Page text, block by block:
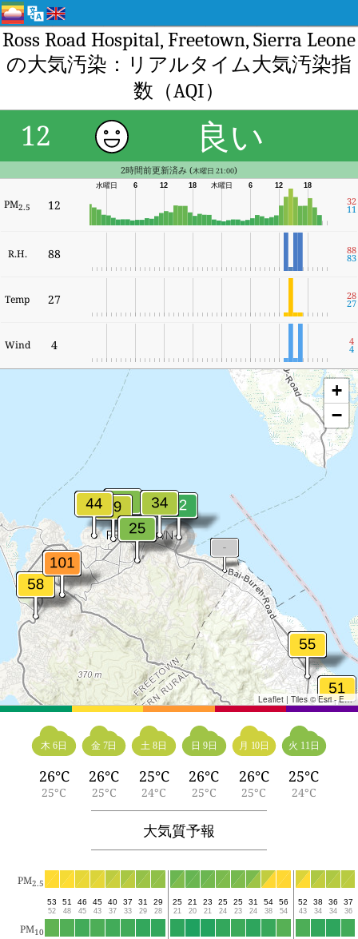
Ross Road Hospital, Freetown, Sierra Leone
の大気汚染：リアルタイム大気汚染指
数（AQI）
12 良い
2時間前更新済み (木曜日 21:00)
PM2.5 12
18
12
6
木曜日
18
12
6
水曜日
32
11
R.H. 88 88
83
Temp 27 28
27
Wind 4 4
4
+
−
Leaflet | Tiles © Esri - Esri, DeLorme, NAVTEQ, TomTom, Intermap, iPC, USGS, FAO, NPS, NRCAN, GeoBase, Kadaster NL, Ordnance Survey, Esri Japan, METI, Esri China (Hong Kong), and the GIS User Community
木 6日
26°C
25°C
金 7日
26°C
25°C
土 8日
25°C
24°C
日 9日
26°C
25°C
月 10日
26°C
25°C
火 11日
25°C
24°C
大気質予報
PM2.5
53
52
51
48
46
45
45
43
40
37
37
33
31
29
29
28
25
21
21
20
23
21
25
24
25
23
31
24
54
38
56
54
52
43
38
34
36
34
37
36
PM10